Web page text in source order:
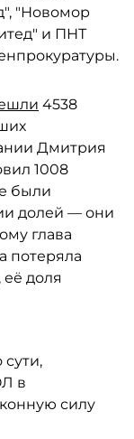
"Новомор
и ПНТ
4538
Дмитрия
1008
были
долей — они
глава
потеряла
её доля
в
силу